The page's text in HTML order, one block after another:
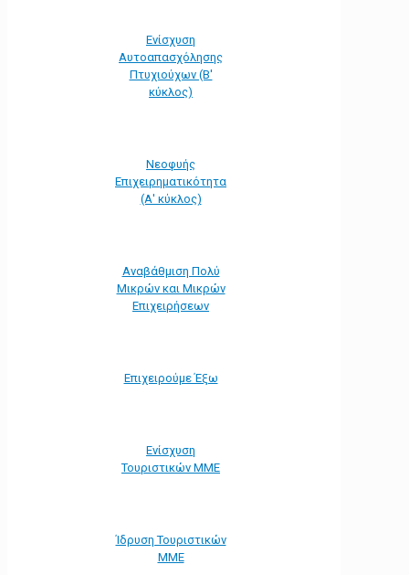
Ενίσχυση
Αυτοαπασχόλησης
Πτυχιούχων (Β'
κύκλος)
Νεοφυής
Επιχειρηματικότητα
(Α' κύκλος)
Αναβάθμιση Πολύ
Μικρών και Μικρών
Επιχειρήσεων
Επιχειρούμε Έξω
Ενίσχυση
Τουριστικών ΜΜΕ
Ίδρυση Τουριστικών
ΜΜΕ